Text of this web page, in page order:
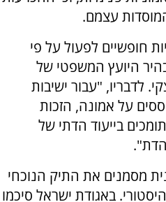
עצמם.
חופשיים לפעול על פי
היועץ המשפטי של
לדבריו, "עבור ישיבות
על אמונה, הזכות
בייעוד הדתי של
הדת".
מסמנים את התיק הנוכחי
באגודת ישראל סיכמו